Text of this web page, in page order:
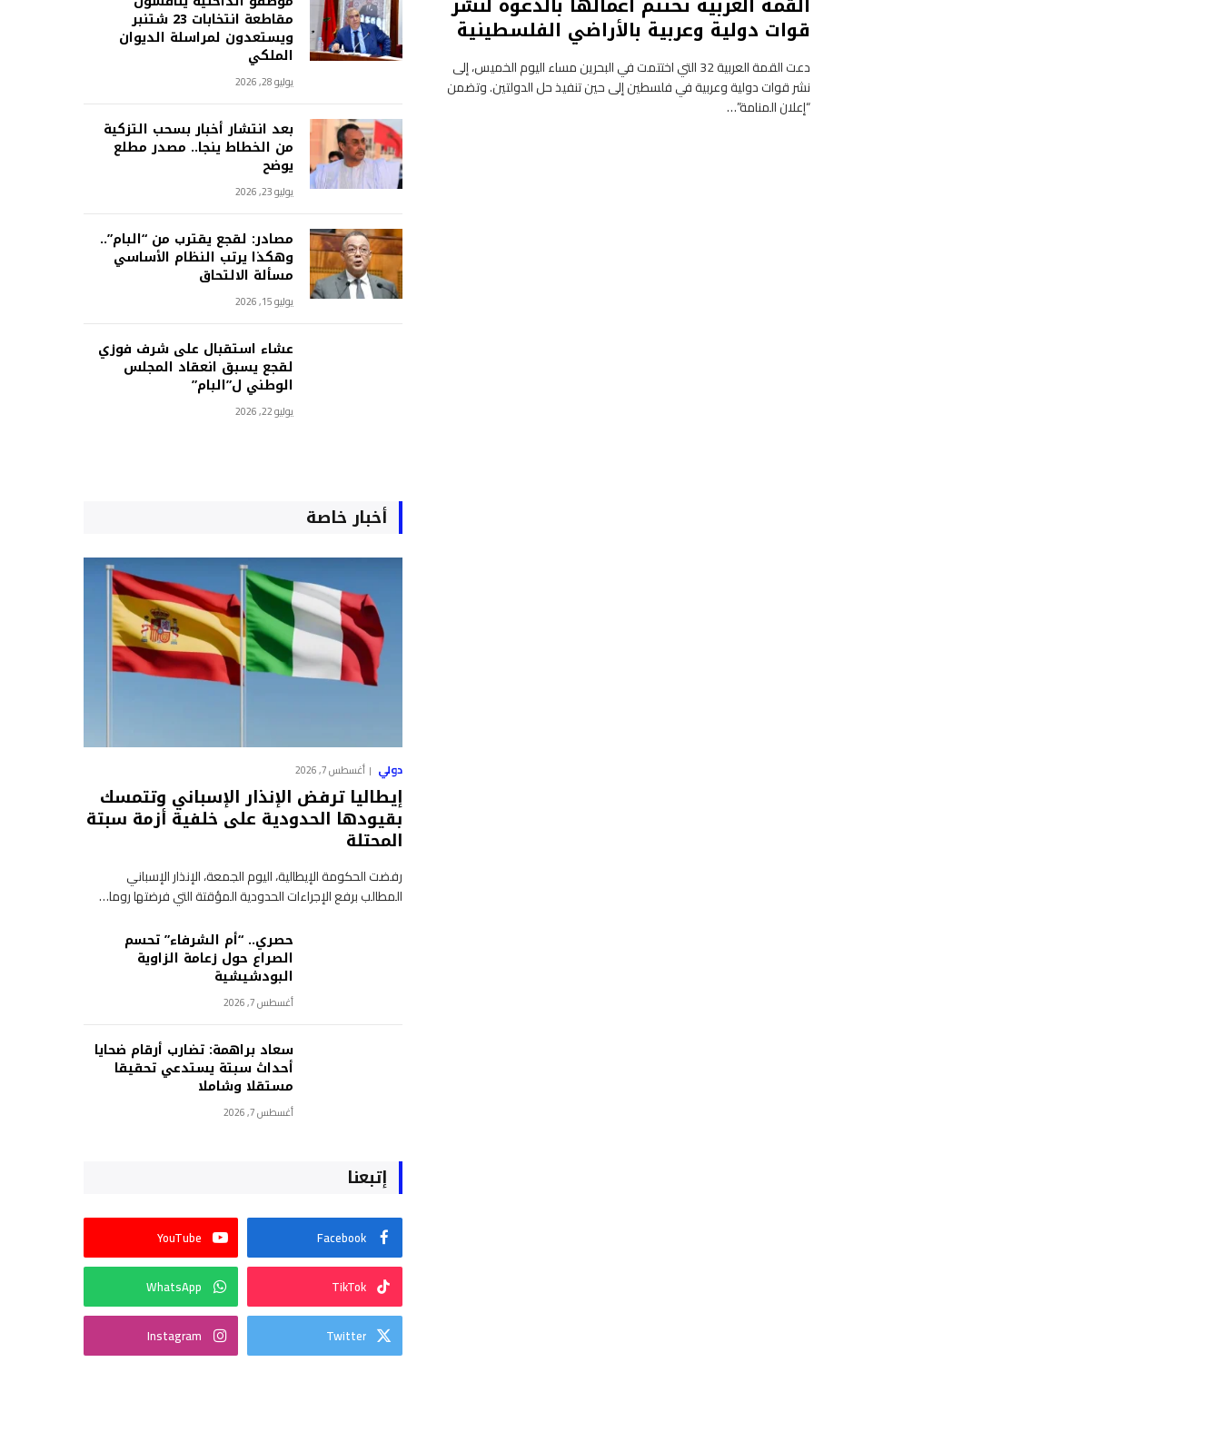
قوات دولية وعربية بالأراضي الفلسطينية
دعت القمة العربية 32 التي اختتمت في البحرين مساء اليوم الخميس، إلى
نشر قوات دولية وعربية في فلسطين إلى حين تنفيذ حل الدولتين. وتضمن
“إعلان المنامة”…
مقاطعة انتخابات 23 شتنبر
ويستعدون لمراسلة الديوان
الملكي
يوليو 28, 2026
بعد انتشار أخبار بسحب التزكية
من الخطاط ينجا.. مصدر مطلع
يوضح
يوليو 23, 2026
مصادر: لقجع يقترب من “البام”..
وهكذا يرتب النظام الأساسي
مسألة الالتحاق
يوليو 15, 2026
عشاء استقبال على شرف فوزي
لقجع يسبق انعقاد المجلس
الوطني ل”البام”
يوليو 22, 2026
أخبار خاصة
دولي أغسطس 7, 2026
إيطاليا ترفض الإنذار الإسباني وتتمسك
بقيودها الحدودية على خلفية أزمة سبتة
المحتلة
رفضت الحكومة الإيطالية، اليوم الجمعة، الإنذار الإسباني
المطالب برفع الإجراءات الحدودية المؤقتة التي فرضتها روما…
حصري.. “أم الشرفاء” تحسم
الصراع حول زعامة الزاوية
البودشيشية
أغسطس 7, 2026
سعاد براهمة: تضارب أرقام ضحايا
أحداث سبتة يستدعي تحقيقا
مستقلا وشاملا
أغسطس 7, 2026
إتبعنا
Facebook
YouTube
TikTok
WhatsApp
Twitter
Instagram